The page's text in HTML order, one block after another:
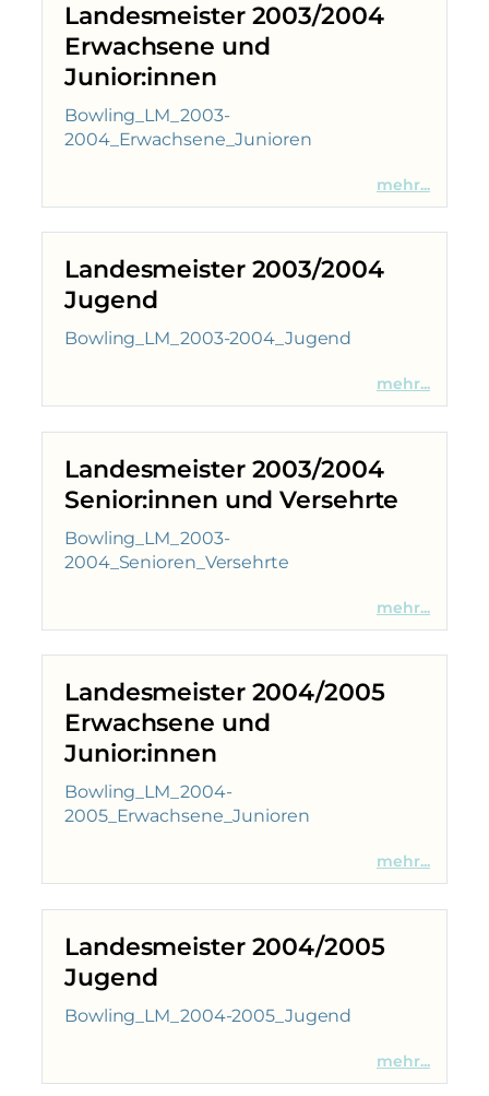
Landesmeister 2003/2004
Erwachsene und
Junior:innen
Bowling_LM_2003-
2004_Erwachsene_Junioren
mehr...
Landesmeister 2003/2004
Jugend
Bowling_LM_2003-2004_Jugend
mehr...
Landesmeister 2003/2004
Senior:innen und Versehrte
Bowling_LM_2003-
2004_Senioren_Versehrte
mehr...
Landesmeister 2004/2005
Erwachsene und
Junior:innen
Bowling_LM_2004-
2005_Erwachsene_Junioren
mehr...
Landesmeister 2004/2005
Jugend
Bowling_LM_2004-2005_Jugend
mehr...